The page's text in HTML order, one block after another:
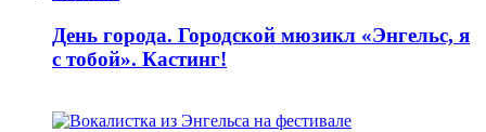
День города. Городской мюзикл «Энгельс, я
с тобой». Кастинг!